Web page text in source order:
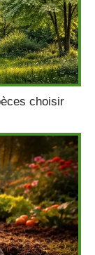
choisir